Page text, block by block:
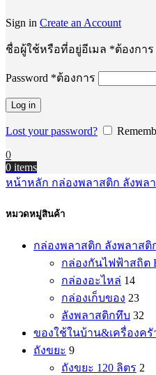
Sign in Create an Account
ชื่อผู้ใช้หรือที่อยู่อีเมล *ต้องการ
Password *ต้องการ
Log in
Lost your password?
0
0 items
หน้าหลัก กล่องพลาสติก ลังพล
หมวดหมู่สินค้า
กล่องพลาสติก ลังพลาสติ
กล่องกันไฟฟ้าสถิต
กล่องอะไหล่ 14
กล่องเก็บของ 23
ลังพลาสติกทึบ 32
ของใช้ในบ้าน&เครื่องครั
ถังขยะ 9
ถังขยะ 120 ลิตร 2